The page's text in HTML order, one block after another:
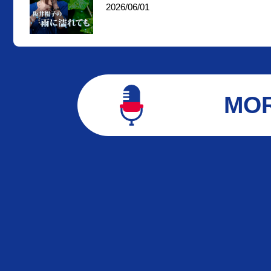
2026/06/01